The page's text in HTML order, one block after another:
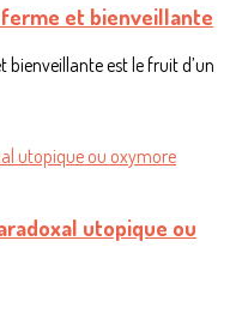
ferme et bienveillante
bienveillante est le fruit d’un
utopique ou